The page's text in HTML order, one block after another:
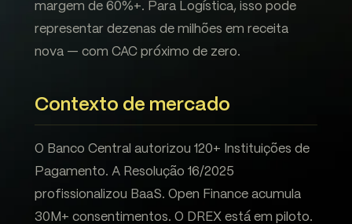
margem de 60%+. Para Logística, isso pode
representar dezenas de milhões em receita
nova — com CAC próximo de zero.
Contexto de mercado
O Banco Central autorizou 120+ Instituições de
Pagamento. A Resolução 16/2025
profissionalizou BaaS. Open Finance acumula
30M+ consentimentos. O DREX está em piloto.